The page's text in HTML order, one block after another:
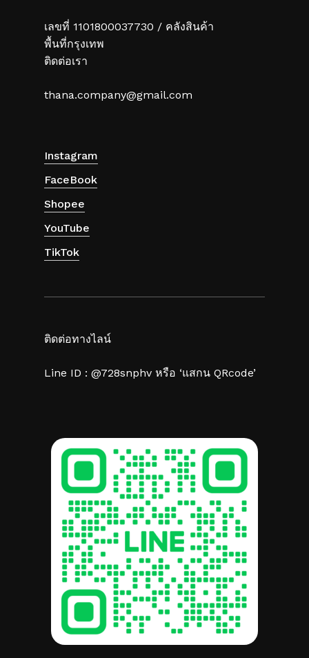
เลขที่ 1101800037730 / คลังสินค้า
พื้นที่กรุงเทพ
ติดต่อเรา
thana.company@gmail.com
Instagram
FaceBook
Shopee
YouTube
TikTok
ติดต่อทางไลน์
Line ID : @728snphv หรือ ‘แสกน QRcode’